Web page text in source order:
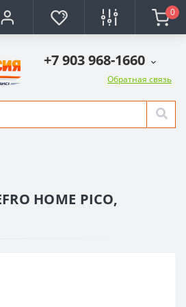
0
+7 903 968-1660
Обратная связь
HOME PICO,